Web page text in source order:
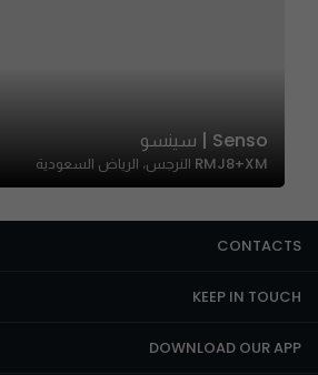
Senso | سينسو
RMJ8+XM النرجس، الرياض السعودية
CONTACTS
KEEP IN TOUCH
DOWNLOAD OUR APP